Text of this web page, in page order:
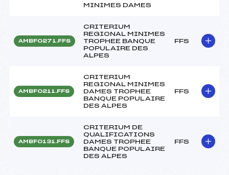
MINIMES DAMES
AMBF0271.FFS
CRITERIUM
REGIONAL MINIMES
TROPHEE BANQUE
POPULAIRE DES
ALPES
FFS
AMBF0211.FFS
CRITERIUM
REGIONAL MINIMES
DAMES TROPHEE
BANQUE POPULAIRE
DES ALPES
FFS
AMBF0131.FFS
CRITERIUM DE
QUALIFICATIONS
DAMES TROPHEE
BANQUE POPULAIRE
DES ALPES
FFS